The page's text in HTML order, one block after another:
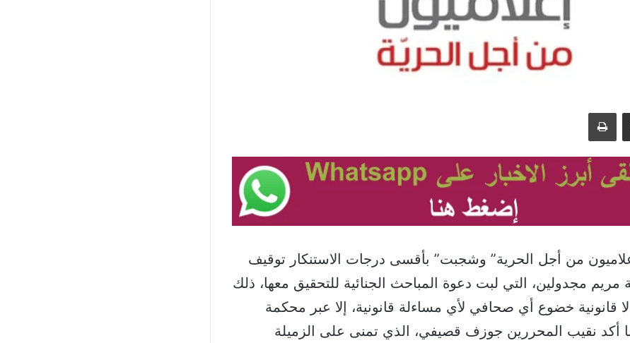
مشاركة عبر البريد طباعة
من أجل الحرية” وشجبت” بأقسى درجات الاستنكار توقيف
مريم مجدولين، التي لبت دعوة المباحث الجنائية للتحقيق معها، ذلك
قانونية خضوع أي صحافي لأي مساءلة قانونية، إلا عبر محكمة
أكد نقيب المحررين جوزف قصيفي، الذي تمنى على الزميلة